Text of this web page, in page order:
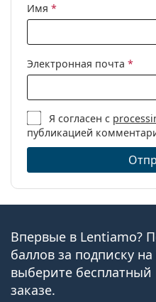
Имя *
Электронная почта *
Я согласен с
публикацией
Впервые в Lentiamo?
баллов за подписку
выберите
заказе.